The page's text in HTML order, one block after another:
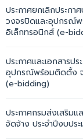
ประกาศยกเลิกประก
วงจรปิดและอุปกรณ์พ
อิเล็กทรอนิกส์ (e-
ประกาศและเอกสารป
อุปกรณ์พร้อมติดตั้ง จ
(e-bidding)
ประกาศกรมส่งเสริม
จัดจ้าง ประจำปีงบป